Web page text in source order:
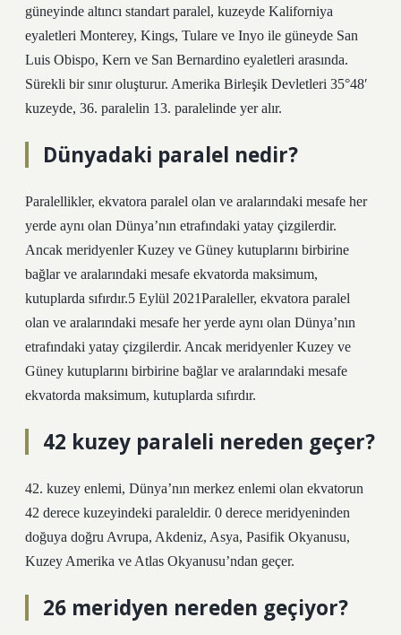
güneyinde altıncı standart paralel, kuzeyde Kaliforniya
eyaletleri Monterey, Kings, Tulare ve Inyo ile güneyde San
Luis Obispo, Kern ve San Bernardino eyaletleri arasında.
Sürekli bir sınır oluşturur. Amerika Birleşik Devletleri 35°48′
kuzeyde, 36. paralelin 13. paralelinde yer alır.
Dünyadaki paralel nedir?
Paralellikler, ekvatora paralel olan ve aralarındaki mesafe her
yerde aynı olan Dünya’nın etrafındaki yatay çizgilerdir.
Ancak meridyenler Kuzey ve Güney kutuplarını birbirine
bağlar ve aralarındaki mesafe ekvatorda maksimum,
kutuplarda sıfırdır.5 Eylül 2021Paraleller, ekvatora paralel
olan ve aralarındaki mesafe her yerde aynı olan Dünya’nın
etrafındaki yatay çizgilerdir. Ancak meridyenler Kuzey ve
Güney kutuplarını birbirine bağlar ve aralarındaki mesafe
ekvatorda maksimum, kutuplarda sıfırdır.
42 kuzey paraleli nereden geçer?
42. kuzey enlemi, Dünya’nın merkez enlemi olan ekvatorun
42 derece kuzeyindeki paraleldir. 0 derece meridyeninden
doğuya doğru Avrupa, Akdeniz, Asya, Pasifik Okyanusu,
Kuzey Amerika ve Atlas Okyanusu’ndan geçer.
26 meridyen nereden geçiyor?